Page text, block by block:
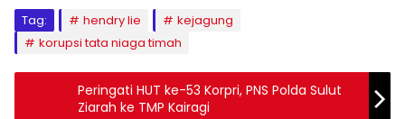
Tag: hendry lie
kejagung
korupsi tata niaga timah
Peringati HUT ke-53 Korpri, PNS Polda Sulut
Ziarah ke TMP Kairagi